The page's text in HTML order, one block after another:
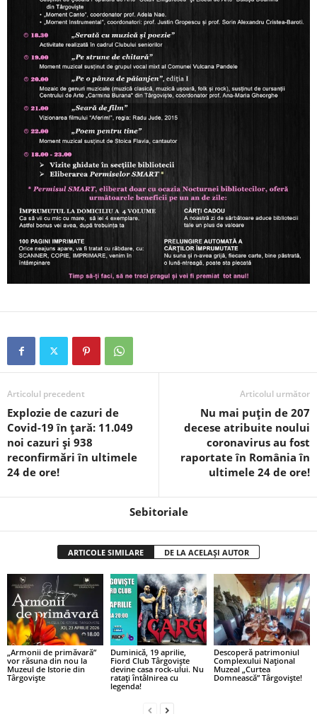
Articolul precedent
Explozie de cazuri de
Covid-19 în țară: 11.049
noi cazuri și 938
reconfirmări în ultimele
24 de ore!
Articolul următor
Nu mai puțin de 207
decese atribuite noului
coronavirus au fost
raportate în România în
ultimele 24 de ore!
Sebitoriale
ARTICOLE SIMILARE DE LA ACELAȘI AUTOR
„Armonii de primăvară”
vor răsuna din nou la
Muzeul de Istorie din
Târgoviște
Duminică, 19 aprilie,
Fiord Club Târgoviște
devine casa rock-ului. Nu
ratați întâlnirea cu
legenda!
Descoperă patrimoniul
Complexului Național
Muzeal „Curtea
Domnească” Târgoviște!